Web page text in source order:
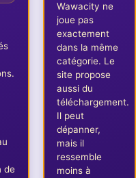
de
Wawacity ne
joue pas
exactement
dans la même
catégorie. Le
site propose
aussi du
téléchargement.
Il peut
dépanner,
mais il
ressemble
moins à